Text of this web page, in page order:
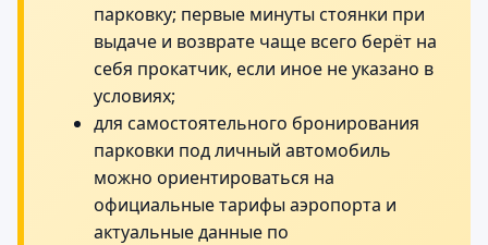
парковку; первые минуты стоянки при
выдаче и возврате чаще всего берёт на
себя прокатчик, если иное не указано в
условиях;
для самостоятельного бронирования
парковки под личный автомобиль
можно ориентироваться на
официальные тарифы аэропорта и
актуальные данные по